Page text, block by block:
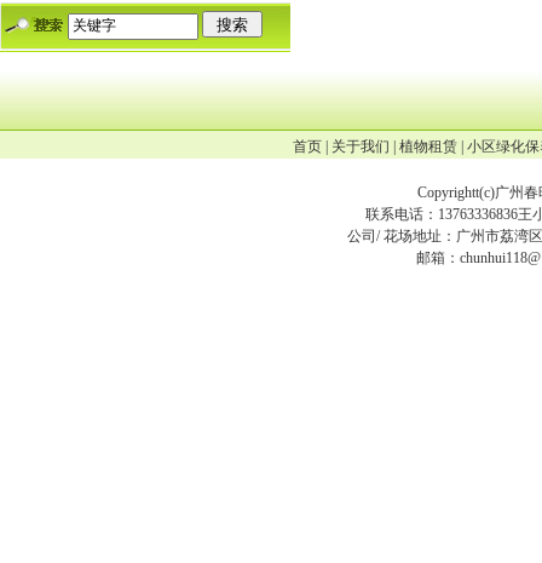
首页 关于我们 植物租赁 小区绿化
Copyrightt(c)广州
联系电话：13763336836王
公司/ 花场地址：广州市荔湾
邮箱：